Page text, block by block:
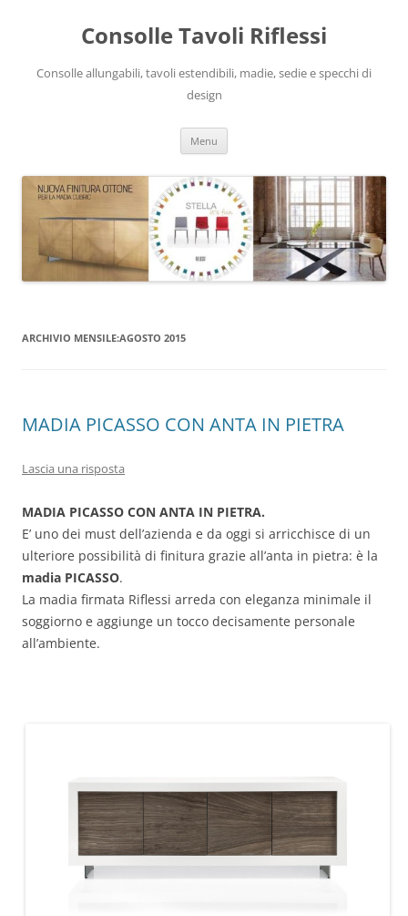
contenutoConsolle Tavoli Riflessi
Consolle allungabili, tavoli estendibili, madie, sedie e specchi di
design
Menu
ARCHIVIO MENSILE:AGOSTO 2015
MADIA PICASSO CON ANTA IN PIETRA
Lascia una risposta
MADIA PICASSO CON ANTA IN PIETRA.
E’ uno dei must dell’azienda e da oggi si arricchisce di un
ulteriore possibilità di finitura grazie all’anta in pietra: è la
madia PICASSO.
La madia firmata Riflessi arreda con eleganza minimale il
soggiorno e aggiunge un tocco decisamente personale
all’ambiente.